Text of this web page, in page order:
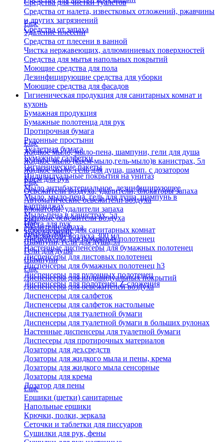
Средства для чистки туалетов
Средства от налета, известковых отложений, ржавчины
и других загрязнений
Средства от запаха
Еще
Удаление плесени
Средства от плесени в ванной
Чистка нержавеющих, аллюминиевых поверхностей
Средства для мытья напольных покрытий
Моющие средства для пола
Дезинфицирующие средства для уборки
Моющие средства для фасадов
Гигиеническая продукция для санитарных комнат и
кухонь
Бумажная продукция
Бумажные полотенца для рук
Протирочная бумага
Рулонные простыни
Туалетная бумага
Бумажные салфетки
Гигиенические пакеты
Индивидуальные покрытия на унитаз
Еще
Жидкое мыло, мыло-пена, шампуни, гели для душа
Жидкое мыло (крем-мыло,гель-мыло)в канистрах, 5л
Жидкое мыло, гель для душа, шамп. с дозатором
Крем для рук
Мыло антибактериальное, дезинфицирующее
Мыло, мыло-пена, гель для душа, шампунь в
картриджах
Мыло-пена в канистрах, 5л
Паста для рук
Твердое мыло
Шампуни, гели для душа,5л
Гели для душа
Шампуни
Еще
Освежители воздуха, удалители, блокаторы запаха
Автоматические освежители воздуха
Блокаторы, удалители запаха
Бытовые освежители воздуха
Удалители запаха
Освежители воздуха 300 мл
Еще
Оборудование для санитарных комнат
Диспенсеры для бумажных полотенец
Настенные диспенсеры для бумажных полотенец
Диспенсеры для листовых полотенец
Диспенсеры для бумажных полотенец h3
Диспенсеры для рулонных полотенец
Диспенсеры для полотенец Z-сложения
Еще
Диспенсеры для индивидуальных покрытий
Диспенсеры для освежителей воздуха
Диспенсеры для салфеток
Диспенсеры для салфеток настольные
Диспенсеры для туалетной бумаги
Диспенсеры для туалетной бумаги в больших рулонах
Настенные диспенсеры для туалетной бумаги
Диспесеры для протирочных материалов
Дозаторы для дез.средств
Дозаторы для жидкого мыла и пены, крема
Дозаторы для жидкого мыла сенсорные
Дозаторы для крема
Дозатор для пены
Еще
Ершики (щетки) санитарные
Напольные ершики
Крючки, полки, зеркала
Сеточки и таблетки для писсуаров
Сушилки для рук, фены